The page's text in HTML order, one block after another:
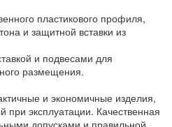
пластикового профиля,
и защитной вставки из
и подвесами для
размещения.
и экономичные изделия,
при эксплуатации. Качественная